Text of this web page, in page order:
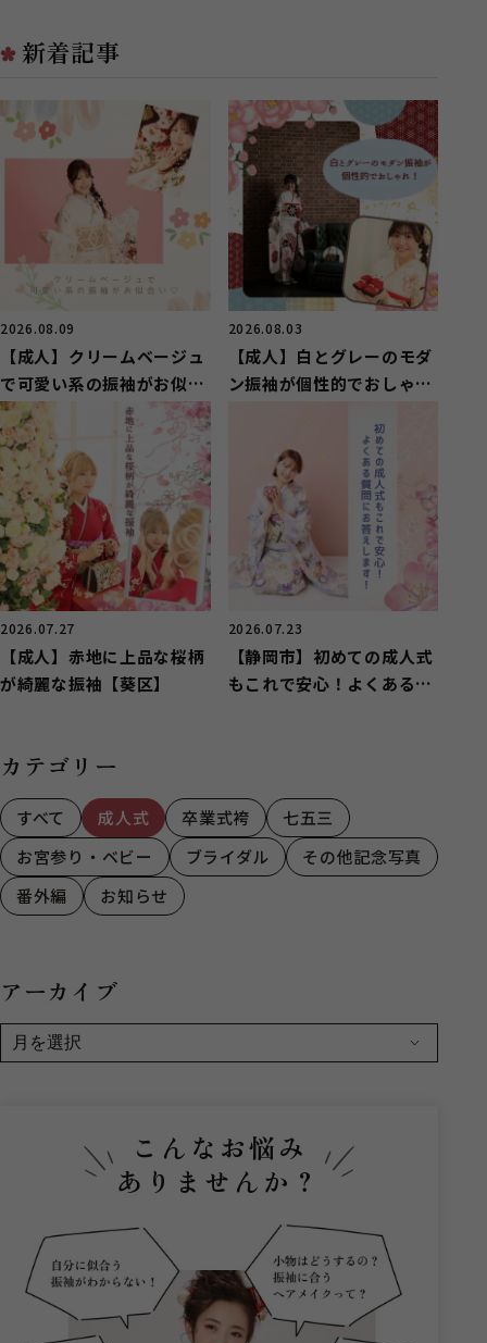
新着記事
2026.08.09
【成人】クリームベージュ
で可愛い系の振袖がお似合
い！【清水区押切】
2026.08.03
【成人】白とグレーのモダ
ン振袖が個性的でおしゃ
2026.07.27
【成人】赤地に上品な桜柄
が綺麗な振袖【葵区】
2026.07.23
【静岡市】初めての成人式
もこれで安心！よくある質
カテゴリー
すべて 成人式 卒業式袴
七五三
お宮参り・ベビー
ブライダル
その他記念写真
番外編
お知らせ
アーカイブ
こんなお悩み
ありませんか？